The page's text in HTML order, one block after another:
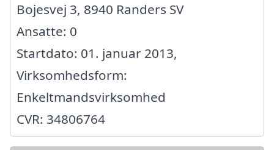
Bojesvej 3, 8940 Randers SV
Ansatte: 0
Startdato: 01. januar 2013,
Virksomhedsform:
Enkeltmandsvirksomhed
CVR: 34806764